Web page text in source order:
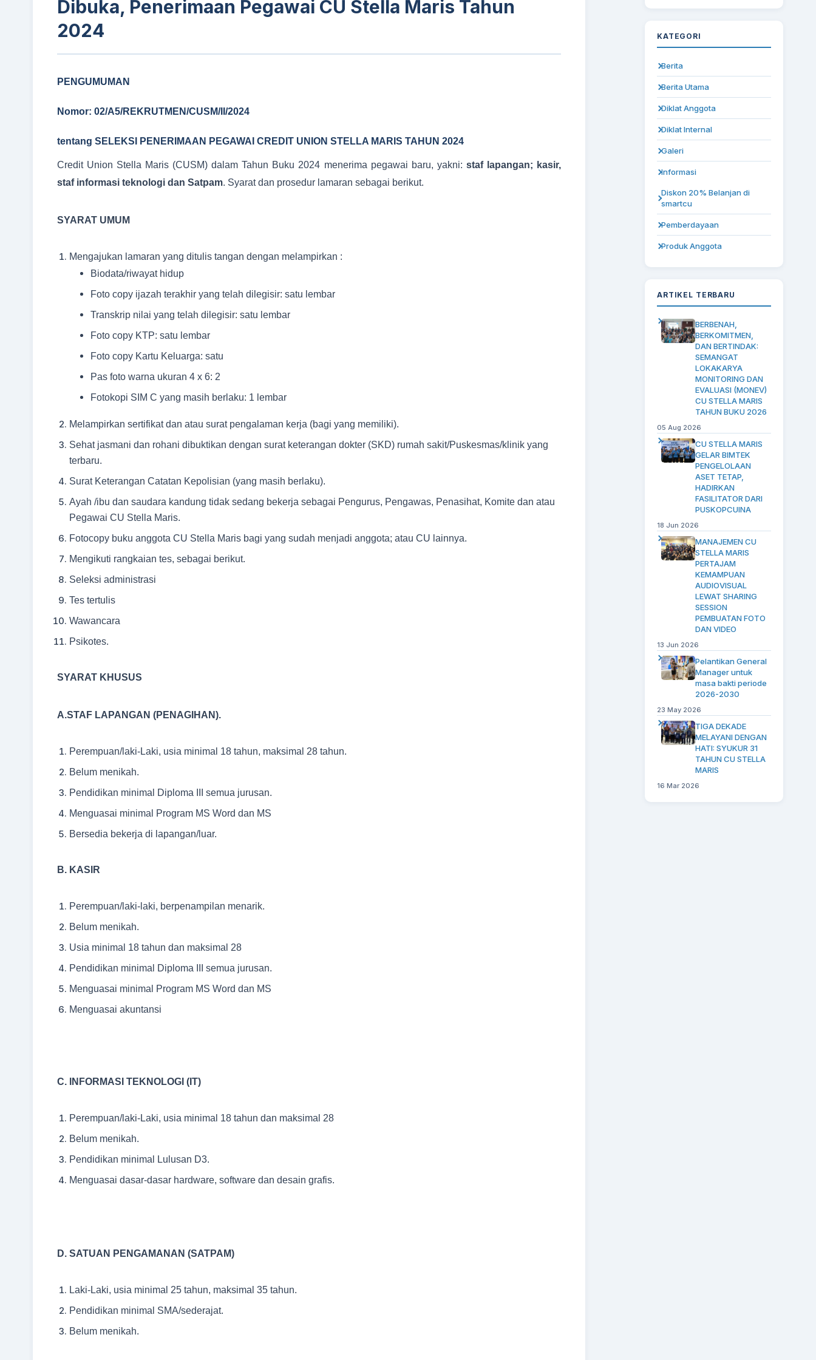
Dibuka, Penerimaan Pegawai CU Stella Maris Tahun
2024
PENGUMUMAN
Nomor: 02/A5/REKRUTMEN/CUSM/II/2024
tentang SELEKSI PENERIMAAN PEGAWAI CREDIT UNION STELLA MARIS TAHUN 2024
Credit Union Stella Maris (CUSM) dalam Tahun Buku 2024 menerima pegawai baru, yakni: staf lapangan; kasir,
staf informasi teknologi dan Satpam. Syarat dan prosedur lamaran sebagai berikut.
SYARAT UMUM
Mengajukan lamaran yang ditulis tangan dengan melampirkan :
Biodata/riwayat hidup
Foto copy ijazah terakhir yang telah dilegisir: satu lembar
Transkrip nilai yang telah dilegisir: satu lembar
Foto copy KTP: satu lembar
Foto copy Kartu Keluarga: satu
Pas foto warna ukuran 4 x 6: 2
Fotokopi SIM C yang masih berlaku: 1 lembar
Melampirkan sertifikat dan atau surat pengalaman kerja (bagi yang memiliki).
Sehat jasmani dan rohani dibuktikan dengan surat keterangan dokter (SKD) rumah sakit/Puskesmas/klinik yang
terbaru.
Surat Keterangan Catatan Kepolisian (yang masih berlaku).
Ayah /ibu dan saudara kandung tidak sedang bekerja sebagai Pengurus, Pengawas, Penasihat, Komite dan atau
Pegawai CU Stella Maris.
Fotocopy buku anggota CU Stella Maris bagi yang sudah menjadi anggota; atau CU lainnya.
Mengikuti rangkaian tes, sebagai berikut.
Seleksi administrasi
Tes tertulis
Wawancara
Psikotes.
SYARAT KHUSUS
A.STAF LAPANGAN (PENAGIHAN).
Perempuan/laki-Laki, usia minimal 18 tahun, maksimal 28 tahun.
Belum menikah.
Pendidikan minimal Diploma III semua jurusan.
Menguasai minimal Program MS Word dan MS
Bersedia bekerja di lapangan/luar.
B. KASIR
Perempuan/laki-laki, berpenampilan menarik.
Belum menikah.
Usia minimal 18 tahun dan maksimal 28
Pendidikan minimal Diploma III semua jurusan.
Menguasai minimal Program MS Word dan MS
Menguasai akuntansi
C. INFORMASI TEKNOLOGI (IT)
Perempuan/laki-Laki, usia minimal 18 tahun dan maksimal 28
Belum menikah.
Pendidikan minimal Lulusan D3.
Menguasai dasar-dasar hardware, software dan desain grafis.
D. SATUAN PENGAMANAN (SATPAM)
Laki-Laki, usia minimal 25 tahun, maksimal 35 tahun.
Pendidikan minimal SMA/sederajat.
Belum menikah.
KATEGORI
Berita
Berita Utama
Diklat Anggota
Diklat Internal
Galeri
Informasi
Diskon 20% Belanjan di
smartcu
Pemberdayaan
Produk Anggota
ARTIKEL TERBARU
BERBENAH,
BERKOMITMEN,
DAN BERTINDAK:
SEMANGAT
LOKAKARYA
MONITORING DAN
EVALUASI (MONEV)
CU STELLA MARIS
TAHUN BUKU 2026
05 Aug 2026
CU STELLA MARIS
GELAR BIMTEK
PENGELOLAAN
ASET TETAP,
HADIRKAN
FASILITATOR DARI
PUSKOPCUINA
18 Jun 2026
MANAJEMEN CU
STELLA MARIS
PERTAJAM
KEMAMPUAN
AUDIOVISUAL
LEWAT SHARING
SESSION
PEMBUATAN FOTO
DAN VIDEO
13 Jun 2026
Pelantikan General
Manager untuk
masa bakti periode
2026-2030
23 May 2026
TIGA DEKADE
MELAYANI DENGAN
HATI: SYUKUR 31
TAHUN CU STELLA
MARIS
16 Mar 2026